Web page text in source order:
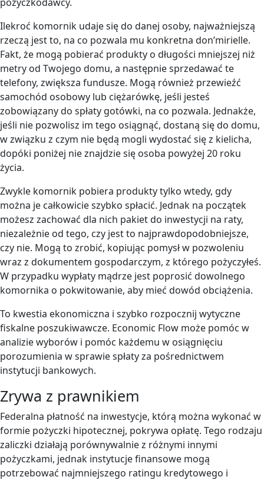
Ilekroć komornik udaje się do danej osoby, najważniejszą
rzeczą jest to, na co pozwala mu konkretna don’mirielle.
Fakt, że mogą pobierać produkty o długości mniejszej niż
metry od Twojego domu, a następnie sprzedawać te
telefony, zwiększa fundusze. Mogą również przewieźć
samochód osobowy lub ciężarówkę, jeśli jesteś
zobowiązany do spłaty gotówki, na co pozwala. Jednakże,
jeśli nie pozwolisz im tego osiągnąć, dostaną się do domu,
w związku z czym nie będą mogli wydostać się z kielicha,
dopóki poniżej nie znajdzie się osoba powyżej 20 roku
życia.
Zwykle komornik pobiera produkty tylko wtedy, gdy
można je całkowicie szybko spłacić. Jednak na początek
możesz zachować dla nich pakiet do inwestycji na raty,
niezależnie od tego, czy jest to najprawdopodobniejsze,
czy nie. Mogą to zrobić, kopiując pomysł w pozwoleniu
wraz z dokumentem gospodarczym, z którego pożyczyłeś.
W przypadku wypłaty mądrze jest poprosić dowolnego
komornika o pokwitowanie, aby mieć dowód obciążenia.
To kwestia ekonomiczna i szybko rozpocznij wytyczne
fiskalne poszukiwawcze. Economic Flow może pomóc w
analizie wyborów i pomóc każdemu w osiągnięciu
porozumienia w sprawie spłaty za pośrednictwem
instytucji bankowych.
Zrywa z prawnikiem
Federalna płatność na inwestycje, którą można wykonać w
formie pożyczki hipotecznej, pokrywa opłatę. Tego rodzaju
zaliczki działają porównywalnie z różnymi innymi
pożyczkami, jednak instytucje finansowe mogą
potrzebować najmniejszego ratingu kredytowego i